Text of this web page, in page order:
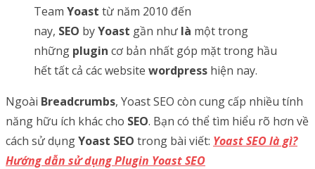
Team Yoast từ năm 2010 đến
nay, SEO byYoast gần như là một trong
những plugin cơ bản nhất góp mặt trong hầu
hết tất cả các website wordpress hiện nay.
Ngoài Breadcrumbs, Yoast SEO còn cung cấp nhiều tính
năng hữu ích khác cho SEO. Bạn có thể tìm hiểu rõ hơn về
cách sử dụngYoast SEO trong bài viết: Yoast SEO là gì?
Hướng dẫn sử dụng Plugin Yoast SEO